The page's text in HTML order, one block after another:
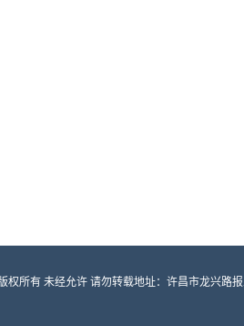
权所有 未经允许 请勿转载地址：许昌市龙兴路